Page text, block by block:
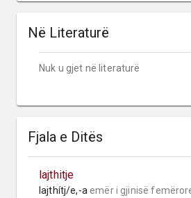
Në Literaturë
Nuk u gjet në literaturë
Fjala e Ditës
lajthitje
lajthítj/e,-a emër i gjinisë